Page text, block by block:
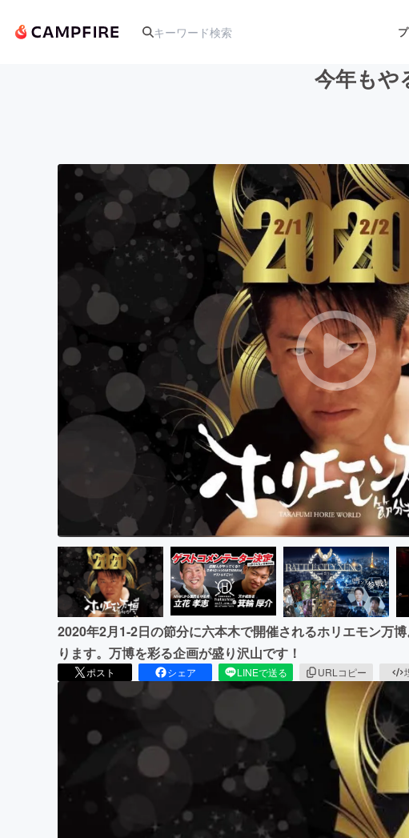
アート・写真 音楽
テクノロジー・ガジェット ゲー
書籍
ビジネス・起業 チャ
まちづくり・地域活性化
今年もや
2020年2月1-2日の節分に六本木で開催されるホリエモン万
ります。万博を彩る企画が盛り沢山です！
ポスト シェア LINEで送る URLコピー